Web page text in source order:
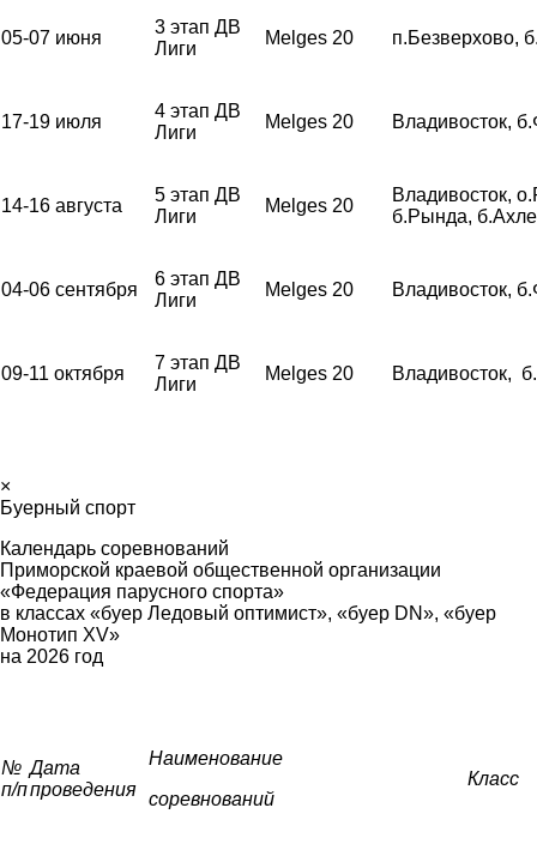
05-07 июня
3 этап ДВ
Лиги
Melges 20 п.Безверхово,
17-19 июля
4 этап ДВ
Лиги
Melges 20 Владивосток,
14-16 августа
5 этап ДВ
Лиги
Melges 20
Владивосток,
б.Рында,
04-06 сентября
6 этап ДВ
Лиги
Melges 20 Владивосток,
09-11 октября
7 этап ДВ
Лиги
Melges 20 Владивосток,
×
Буерный спорт
Календарь соревнований
Приморской краевой общественной организации
«Федерация парусного спорта»
в классах «буер Ледовый оптимист», «буер DN», «буер
Монотип XV»
на 2026 год
№
п/п
Дата
проведения
Наименование
соревнований
Класс